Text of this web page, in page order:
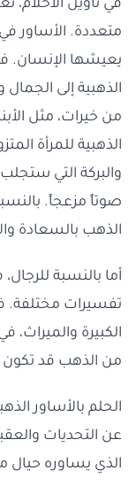
في تأويل الأحلام،
متعددة. الأساور في
يعيشها الإنسان.
الذهبية إلى الجمال
من خيرات، مثل
الذهبية للمرأة
والبركة التي
صوتاً مزعجاً. بالنسبة
الذهب بالسعادة
أما بالنسبة
تفسيرات مختلفة.
الكبيرة والميراث،
من الذهب قد تكون
الحلم بالأساور
عن التحديات
الذي يساوره حيال